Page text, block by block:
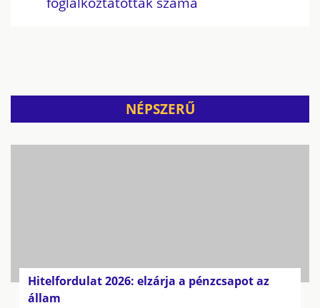
NÉPSZERŰ
Hitelfordulat 2026: elzárja a pénzcsapot az
állam